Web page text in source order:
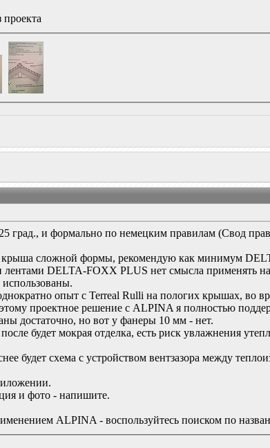
град., и формально по немецким правилам (Свод
крыша сложной формы, рекомендую как минимум
DELTA-FOXX PLUS нет смысла применять
опыт с Terreal Rulli на пологих крышах, во
проектное решение с ALPINA я полностью
достаточно, но вот у фанеры 10 мм - нет.
будет мокрая отделка, есть риск увлажнения
будет схема с устройством вентзазора между
и фото - напишите.
ALPINA - воспользуйтесь поиском по